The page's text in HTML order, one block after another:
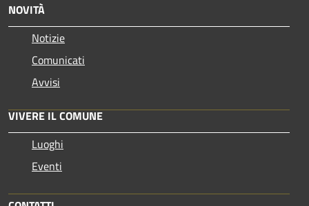
NOVITÀ
Notizie
Comunicati
Avvisi
VIVERE IL COMUNE
Luoghi
Eventi